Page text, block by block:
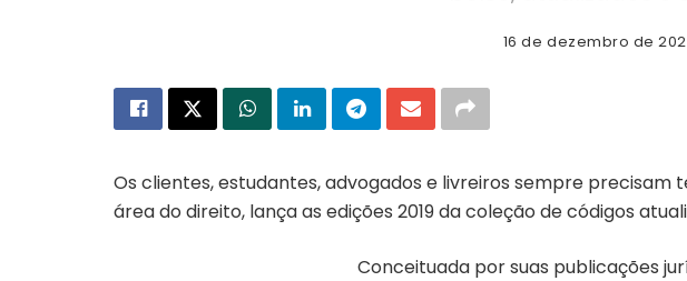
16 de dezembro de
Os clientes, estudantes, advogados e livreiros sempre precisam
área do direito, lança as edições 2019 da coleção de códigos
Conceituada por suas publicações